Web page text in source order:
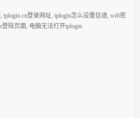
,tplogin.cn登录网址,tplogin怎么设置信道,wifi密
登陆页面, 电脑无法打开tplogin